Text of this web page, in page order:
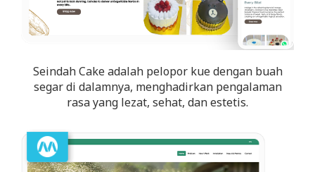
Seindah Cake adalah pelopor kue dengan buah
segar di dalamnya, menghadirkan pengalaman
rasa yang lezat, sehat, dan estetis.